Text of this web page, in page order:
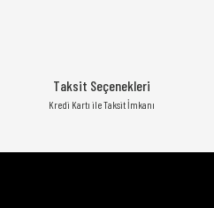
Taksit Seçenekleri
Kredi Kartı ile Taksit İmkanı